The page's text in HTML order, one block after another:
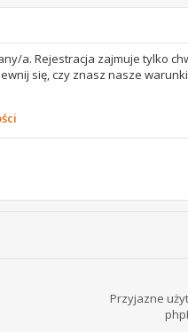
a. Rejestracja zajmuje tylko
się, czy znasz nasze
Przyjazne